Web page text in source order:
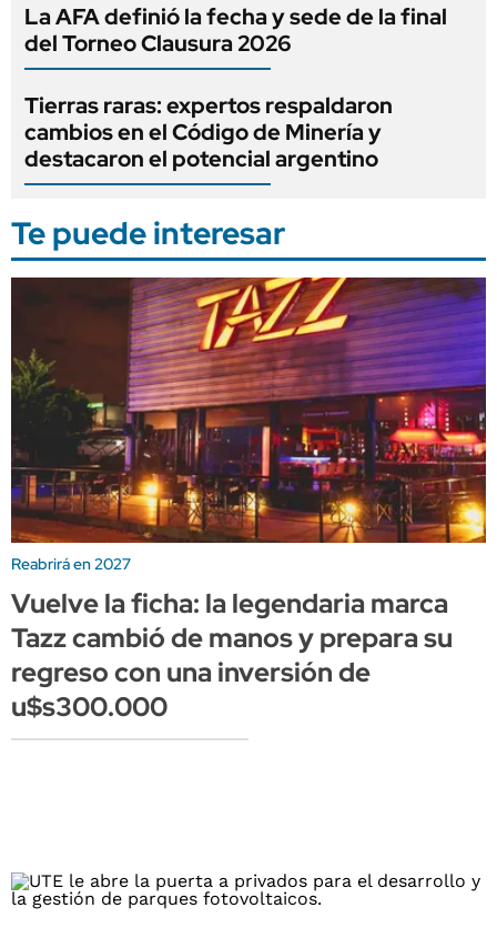
La AFA definió la fecha y sede de la final
del Torneo Clausura 2026
Tierras raras: expertos respaldaron
cambios en el Código de Minería y
destacaron el potencial argentino
Te puede interesar
Reabrirá en 2027
Vuelve la ficha: la legendaria marca
Tazz cambió de manos y prepara su
regreso con una inversión de
u$s300.000